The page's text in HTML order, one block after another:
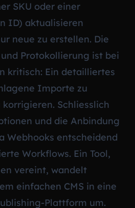
SKU oder einer
ID) aktualisieren
neue zu erstellen. Die
Protokollierung ist bei
kritisch: Ein detailliertes
Importe zu
Schliesslich
und die Anbindung
Webhooks entscheidend
Workflows. Ein Tool,
vereint, wandelt
einfachen CMS in eine
Plattform um.